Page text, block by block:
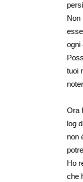
Non
ogni
tuoi
Ora
log
non
Ho
che